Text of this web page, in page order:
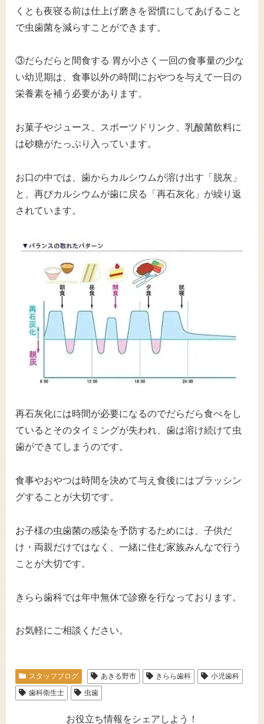
くとも夜寝る前は仕上げ磨きを習慣にしてあげること
で虫歯菌を減らすことができます。
③だらだらと間食する 胃が小さく一回の食事量の少な
い幼児期は、食事以外の時間におやつを与えて一日の
栄養素を補う必要があります。
お菓子やジュース、スポーツドリンク、乳酸菌飲料に
は砂糖がたっぷり入っています。
お口の中では、歯からカルシウムが溶け出す「脱灰」
と、再びカルシウムが歯に戻る「再石灰化」が繰り返
されています。
再石灰化には時間が必要になるのでだらだら食べをし
ているとそのタイミングが失われ、歯は溶け続けて虫
歯ができてしまうのです。
食事やおやつは時間を決めて与え食後にはブラッシン
グすることが大切です。
お子様の虫歯菌の感染を予防するためには、子供だ
け・両親だけではなく、一緒に住む家族みんなで行う
ことが大切です。
きらら歯科では年中無休で診療を行なっております。
お気軽にご相談ください。
スタッフブログ あきる野市 きらら歯科
小児歯科
歯科衛生士
虫歯
お役立ち情報をシェアしよう！